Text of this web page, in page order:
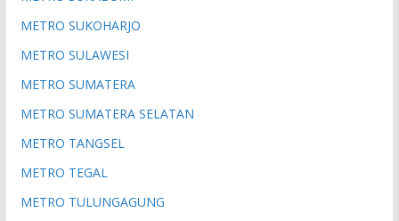
METRO SUKOHARJO
METRO SULAWESI
METRO SUMATERA
METRO SUMATERA SELATAN
METRO TANGSEL
METRO TEGAL
METRO TULUNGAGUNG